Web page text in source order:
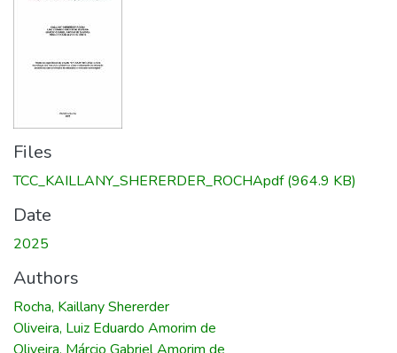
Files
TCC_KAILLANY_SHERERDER_ROCHApdf(964.9 KB)
Date
2025
Authors
Rocha, Kaillany Shererder
Oliveira, Luiz Eduardo Amorim de